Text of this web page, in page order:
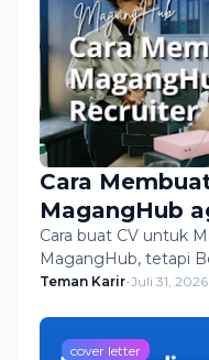
Cara
MagangHub
Cara buat CV untuk
MagangHub, tetapi
Teman Karir-Juli 31, 2026
cover letter